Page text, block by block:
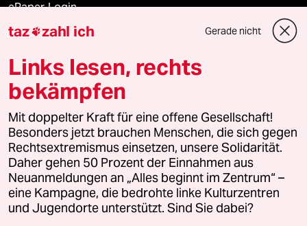
ePaper Login
Downloads für Abonnierende
© 2026 taz Verlags und Vertriebs GmbH
Alle Rechte vorbehalten. Bei rechtlichen Fragen oder für Genehmigungen
wenden Sie sich bitte an
lizenzen@taz.de
Feedback Redaktionsstatut Kommune-Richtlinien
Leitlinie Informant Datenschutz Impressum AGB
taz zahl ich Gerade nicht
Links lesen, rechts
bekämpfen
Mit doppelter Kraft für eine offene Gesellschaft!
Besonders jetzt brauchen Menschen, die sich gegen
Rechtsextremismus einsetzen, unsere Solidarität.
Daher gehen 50 Prozent der Einnahmen aus
Neuanmeldungen an „Alles beginnt im Zentrum“ –
eine Kampagne, die bedrohte linke Kulturzentren
und Jugendorte unterstützt. Sind Sie dabei?